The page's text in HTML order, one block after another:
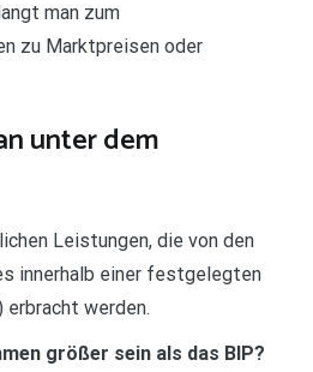
man zum
zu Marktpreisen oder
unter dem
Leistungen, die von den
innerhalb einer festgelegten
erbracht werden.
größer sein als das BIP?